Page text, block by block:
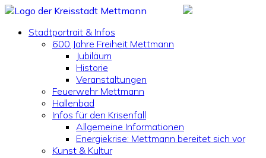
Stadtportrait & Infos
600 Jahre Freiheit Mettmann
Jubiläum
Historie
Veranstaltungen
Feuerwehr Mettmann
Hallenbad
Infos für den Krisenfall
Allgemeine Informationen
Energiekrise: Mettmann bereitet sich vor
Kunst & Kultur